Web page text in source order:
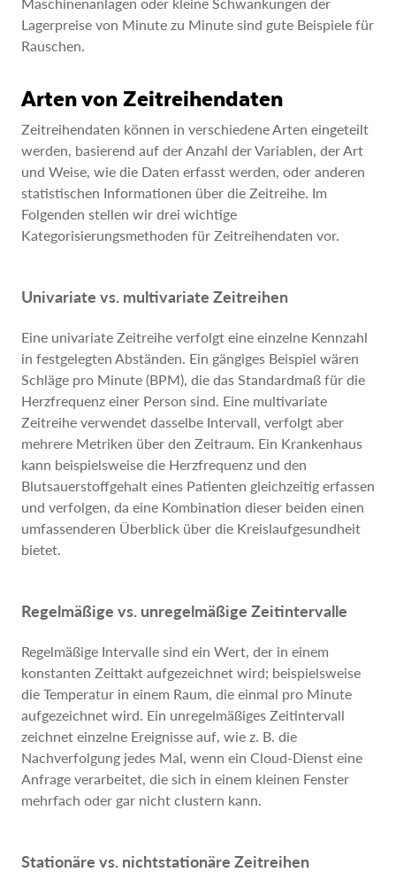
Lagerpreise von Minute zu Minute sind gute Beispiele für
Rauschen.
Arten von Zeitreihendaten
Zeitreihendaten können in verschiedene Arten eingeteilt
werden, basierend auf der Anzahl der Variablen, der Art
und Weise, wie die Daten erfasst werden, oder anderen
statistischen Informationen über die Zeitreihe. Im
Folgenden stellen wir drei wichtige
Kategorisierungsmethoden für Zeitreihendaten vor.
Univariate vs. multivariate Zeitreihen
Eine univariate Zeitreihe verfolgt eine einzelne Kennzahl
in festgelegten Abständen. Ein gängiges Beispiel wären
Schläge pro Minute (BPM), die das Standardmaß für die
Herzfrequenz einer Person sind. Eine multivariate
Zeitreihe verwendet dasselbe Intervall, verfolgt aber
mehrere Metriken über den Zeitraum. Ein Krankenhaus
kann beispielsweise die Herzfrequenz und den
Blutsauerstoffgehalt eines Patienten gleichzeitig erfassen
und verfolgen, da eine Kombination dieser beiden einen
umfassenderen Überblick über die Kreislaufgesundheit
bietet.
Regelmäßige vs. unregelmäßige Zeitintervalle
Regelmäßige Intervalle sind ein Wert, der in einem
konstanten Zeittakt aufgezeichnet wird; beispielsweise
die Temperatur in einem Raum, die einmal pro Minute
aufgezeichnet wird. Ein unregelmäßiges Zeitintervall
zeichnet einzelne Ereignisse auf, wie z. B. die
Nachverfolgung jedes Mal, wenn ein Cloud-Dienst eine
Anfrage verarbeitet, die sich in einem kleinen Fenster
mehrfach oder gar nicht clustern kann.
Stationäre vs. nichtstationäre Zeitreihen